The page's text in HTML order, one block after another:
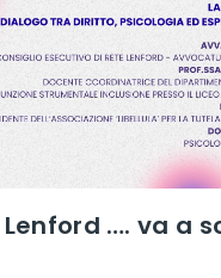
Lenford …. va a